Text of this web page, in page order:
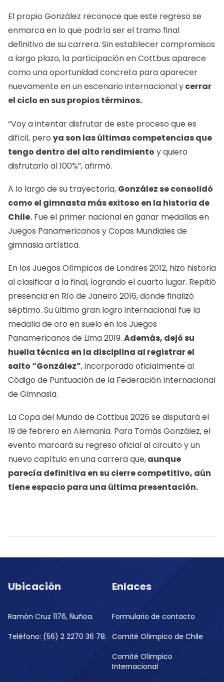
El propio González reconoce que este regreso se
enmarca en lo que podría ser el tramo final
definitivo de su carrera. Sin establecer compromisos
a largo plazo, la participación en Cottbus aparece
como una oportunidad concreta para aparecer
nuevamente en un escenario internacional ycerrar
el ciclo en sus propios términos.
“Voy a intentar disfrutar de este proceso que es
difícil, pero ya son las últimas competencias que
tengo dentro del alto rendimiento y quiero
disfrutarlo al 100%”, afirmó.
A lo largo de su trayectoria, González se consolidó
como el gimnasta más exitoso en la historia de
Chile. Fue el primer nacional en ganar medallas en
Juegos Panamericanos y Copas Mundiales de
gimnasia artística.
En los Juegos Olímpicos de Londres 2012, hizo historia
al clasificar a la final, logrando el cuarto lugar. Repitió
presencia en Río de Janeiro 2016, donde finalizó
séptimo. Su último gran logro internacional fue la
medalla de oro en suelo en los Juegos
Panamericanos de Lima 2019. Además, dejó su
huella técnica en la disciplina al registrar el
salto “González”, incorporado oficialmente al
Código de Puntuación de la Federación Internacional
de Gimnasia.
La Copa del Mundo de Cottbus 2026 se disputará el
19 de febrero en Alemania. Para Tomás González, el
evento marcará su regreso oficial al circuito y un
nuevo capítulo en una carrera que,aunque
parecía definitiva en su cierre competitivo, aún
tiene espacio para una última presentación.
Ubicación
Ramón Cruz 1176, Ñuñoa.
Teléfono: (56) 2 2270 36 78.
Enlaces
Formulario de contacto
Comité Olímpico de Chile
Comité Olímpico
Internacional